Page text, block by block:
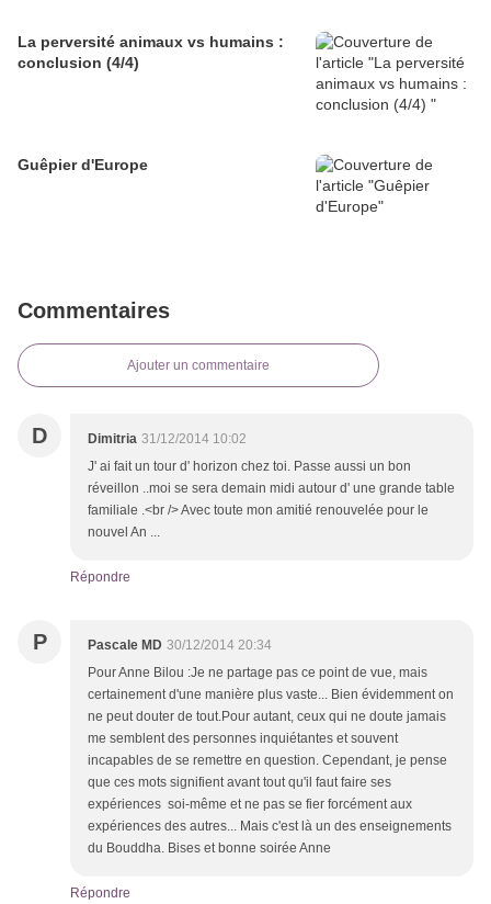
La perversité animaux vs humains :
conclusion (4/4)
Guêpier d'Europe
Commentaires
Ajouter un commentaire
D Dimitria 31/12/2014 10:02
J' ai fait un tour d' horizon chez toi. Passe aussi un bon
réveillon ..moi se sera demain midi autour d' une grande table
familiale .<br /> Avec toute mon amitié renouvelée pour le
nouvel An ...
Répondre
P Pascale MD 30/12/2014 20:34
Pour Anne Bilou :Je ne partage pas ce point de vue, mais
certainement d'une manière plus vaste... Bien évidemment on
ne peut douter de tout.Pour autant, ceux qui ne doute jamais
me semblent des personnes inquiétantes et souvent
incapables de se remettre en question. Cependant, je pense
que ces mots signifient avant tout qu'il faut faire ses
expériences soi-même et ne pas se fier forcément aux
expériences des autres... Mais c'est là un des enseignements
du Bouddha. Bises et bonne soirée Anne
Répondre